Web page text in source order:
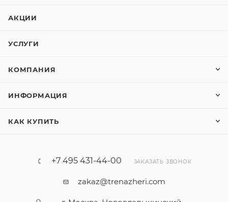
АКЦИИ
УСЛУГИ
КОМПАНИЯ
ИНФОРМАЦИЯ
КАК КУПИТЬ
+7 495 431-44-00 ЗАКАЗАТЬ ЗВОНОК
zakaz@trenazheri.com